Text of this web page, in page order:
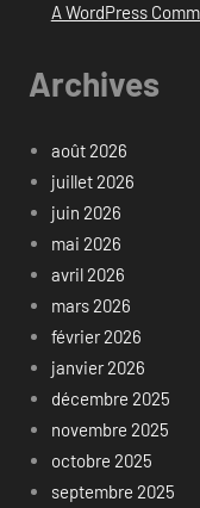
A WordPress
Archives
août 2026
juillet 2026
juin 2026
mai 2026
avril 2026
mars 2026
février 2026
janvier 2026
décembre 2025
novembre 2025
octobre 2025
septembre 2025